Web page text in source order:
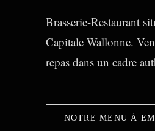
Brasserie-Restaurant
Capitale Wallonne.
repas dans un cadre
NOTRE MENU À